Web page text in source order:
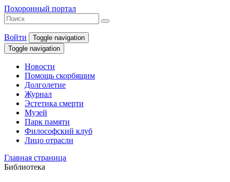
Похоронный портал
Войти
Toggle navigation
Toggle navigation
Новости
Помощь скорбящим
Долголетие
Журнал
Эстетика смерти
Музей
Парк памяти
Философский клуб
Лицо отрасли
Главная страница
Библиотека